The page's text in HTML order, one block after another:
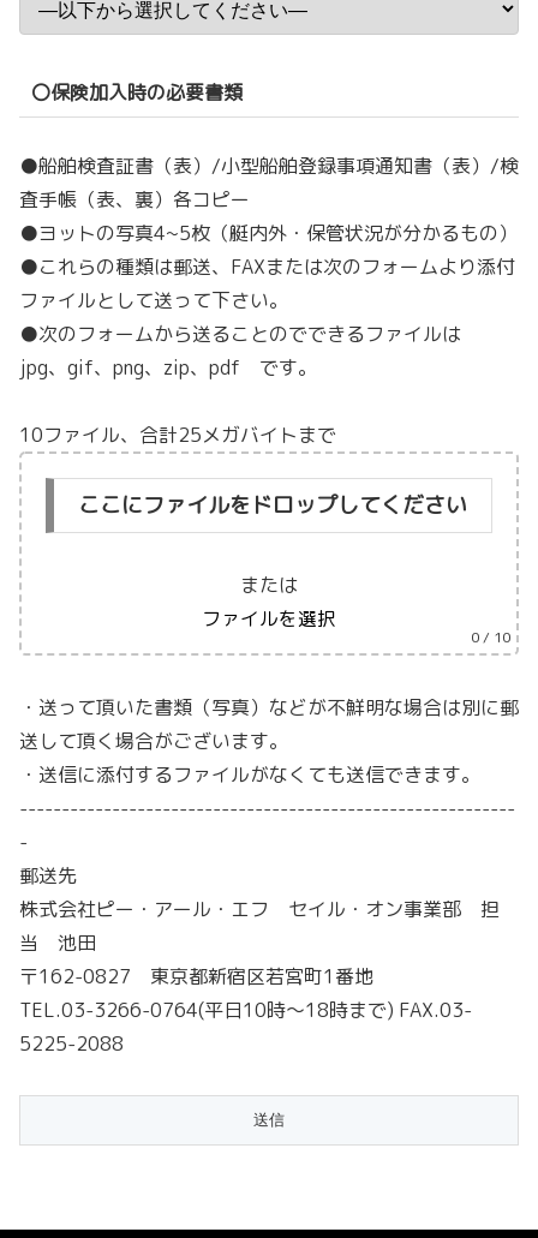
〇保険加入時の必要書類
●船舶検査証書（表）/小型船舶登録事項通知書（表）/検
査手帳（表、裏）各コピー
●ヨットの写真4~5枚（艇内外・保管状況が分かるもの）
●これらの種類は郵送、FAXまたは次のフォームより添付
ファイルとして送って下さい。
●次のフォームから送ることのでできるファイルは
jpg、gif、png、zip、pdf です。
10ファイル、合計25メガバイトまで
ここにファイルをドロップしてください
または
ファイルを選択
0/ 10
・送って頂いた書類（写真）などが不鮮明な場合は別に郵
送して頂く場合がございます。
・送信に添付するファイルがなくても送信できます。
-----------------------------------------------------------
-
郵送先
株式会社ピー・アール・エフ セイル・オン事業部 担
当 池田
〒162-0827 東京都新宿区若宮町1番地
TEL.03-3266-0764(平日10時～18時まで) FAX.03-
5225-2088